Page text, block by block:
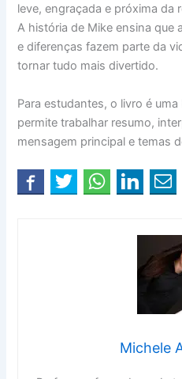
leve, engraçada e próxima da
A história de Mike ensina que
e diferenças fazem parte da
tornar tudo mais divertido.
Para estudantes, o livro é
permite trabalhar resumo,
mensagem principal e temas
Michele